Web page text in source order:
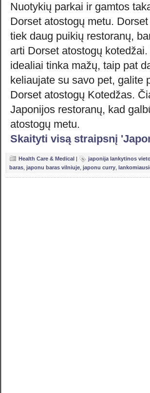
Nuotykių parkai ir gamtos
Dorset atostogų metu.
tiek daug puikių restoranų,
arti Dorset atostogų
idealiai tinka mažų, taip pat
keliaujate su savo pet, galite
Dorset atostogų Kotedžas.
Japonijos restoranų, kad
atostogų metu.
Skaityti visą straipsnį
Health Care & Medical | japonija lankytinos
baras japonu baras vilniuje japonu curry